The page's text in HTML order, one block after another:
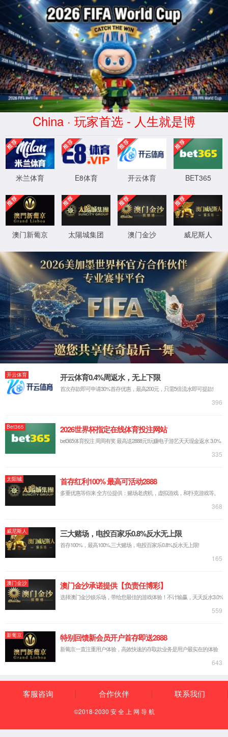
中国·06227722美狮会(股份有限
公司)-Official website
产品展示
PRODUCT SERIES
热工仪表
热电偶 热电阻
首页 > 产品展示
通用热电偶
在线询价
上一个
详细内容